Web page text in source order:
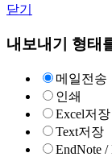
닫기
내보내기 형태
메일전송
인쇄
Excel저장
Text저장
EndNote /